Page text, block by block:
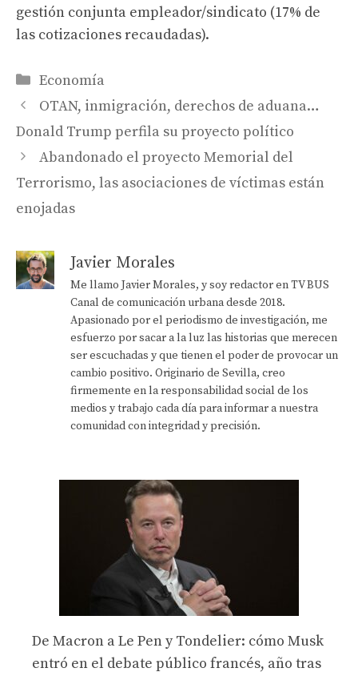
gestión conjunta empleador/sindicato (17% de
las cotizaciones recaudadas).
Categorías
Economía
OTAN, inmigración, derechos de aduana…
Donald Trump perfila su proyecto político
Abandonado el proyecto Memorial del
Terrorismo, las asociaciones de víctimas están
enojadas
Javier Morales
Me llamo Javier Morales, y soy redactor en TV BUS
Canal de comunicación urbana desde 2018.
Apasionado por el periodismo de investigación, me
esfuerzo por sacar a la luz las historias que merecen
ser escuchadas y que tienen el poder de provocar un
cambio positivo. Originario de Sevilla, creo
firmemente en la responsabilidad social de los
medios y trabajo cada día para informar a nuestra
comunidad con integridad y precisión.
De Macron a Le Pen y Tondelier: cómo Musk
entró en el debate público francés, año tras